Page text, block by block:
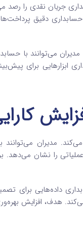
جریان نقدی را رصد
دقیق
مدیران می‌توانند با
ابزارهایی برای
مدیران
را نشان می‌دهد.
داده‌هایی برای
می‌کند. هدف، افزایش